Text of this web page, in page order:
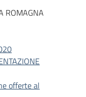
ROMAGNA
offerte al